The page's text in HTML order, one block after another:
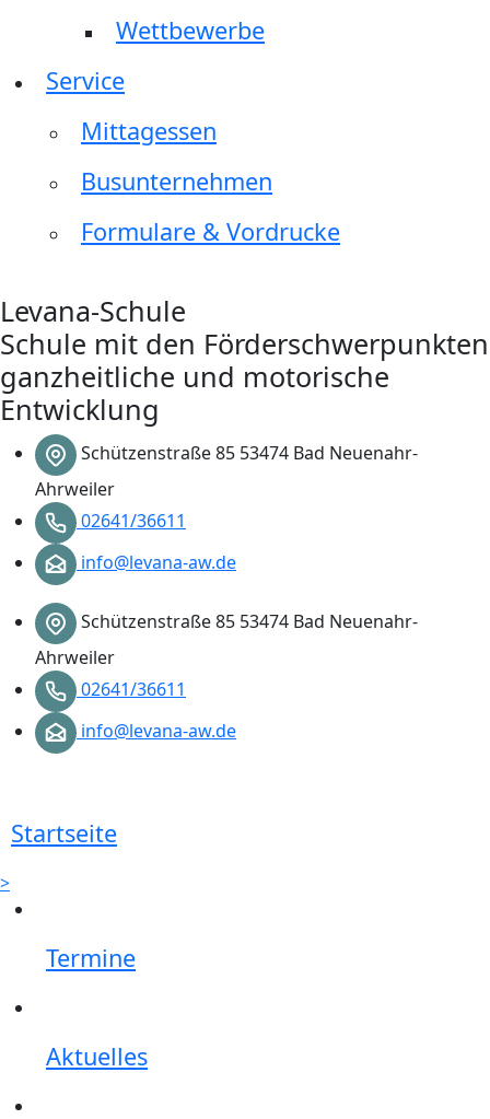
Wettbewerbe
Service
Mittagessen
Busunternehmen
Formulare & Vordrucke
Levana-Schule
Schule mit den Förderschwerpunkten
ganzheitliche und motorische
Entwicklung
Schützenstraße 85 53474 Bad Neuenahr-
Ahrweiler
02641/36611
info@levana-aw.de
Schützenstraße 85 53474 Bad Neuenahr-
Ahrweiler
02641/36611
info@levana-aw.de
Startseite
>
Termine
Aktuelles